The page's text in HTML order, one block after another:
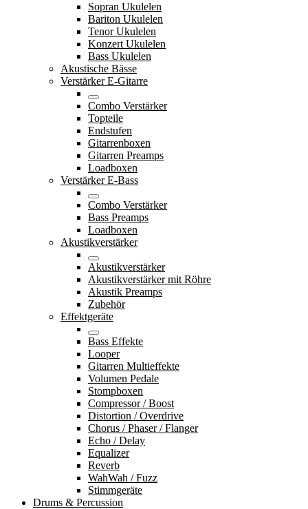
Sopran Ukulelen
Bariton Ukulelen
Tenor Ukulelen
Konzert Ukulelen
Bass Ukulelen
Akustische Bässe
Verstärker E-Gitarre
Combo Verstärker
Topteile
Endstufen
Gitarrenboxen
Gitarren Preamps
Loadboxen
Verstärker E-Bass
Combo Verstärker
Bass Preamps
Loadboxen
Akustikverstärker
Akustikverstärker
Akustikverstärker mit Röhre
Akustik Preamps
Zubehör
Effektgeräte
Bass Effekte
Looper
Gitarren Multieffekte
Volumen Pedale
Stompboxen
Compressor / Boost
Distortion / Overdrive
Chorus / Phaser / Flanger
Echo / Delay
Equalizer
Reverb
WahWah / Fuzz
Stimmgeräte
Drums & Percussion